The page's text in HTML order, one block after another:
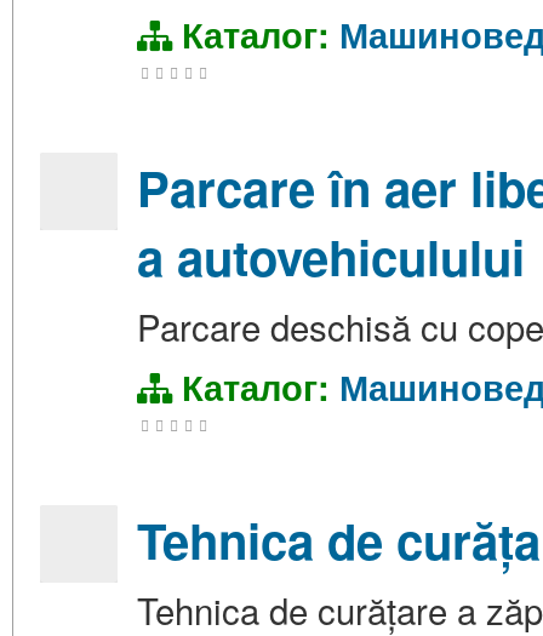
Каталог:
Parcare în aer
a autovehiculului
Parcare deschisă cu
Каталог:
Tehnica de
Tehnica de curățare a